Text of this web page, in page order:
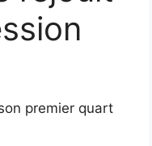
premier quart